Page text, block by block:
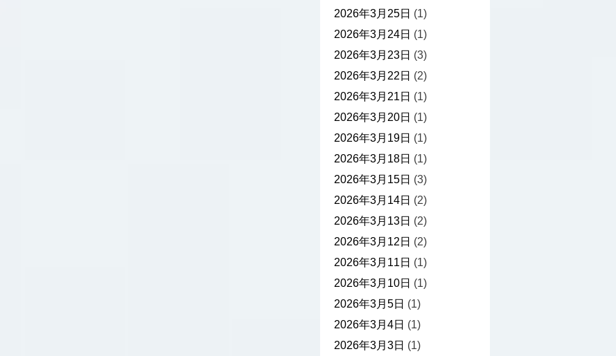
2026年3月25日 (1)
2026年3月24日 (1)
2026年3月23日 (3)
2026年3月22日 (2)
2026年3月21日 (1)
2026年3月20日 (1)
2026年3月19日 (1)
2026年3月18日 (1)
2026年3月15日 (3)
2026年3月14日 (2)
2026年3月13日 (2)
2026年3月12日 (2)
2026年3月11日 (1)
2026年3月10日 (1)
2026年3月5日 (1)
2026年3月4日 (1)
2026年3月3日 (1)